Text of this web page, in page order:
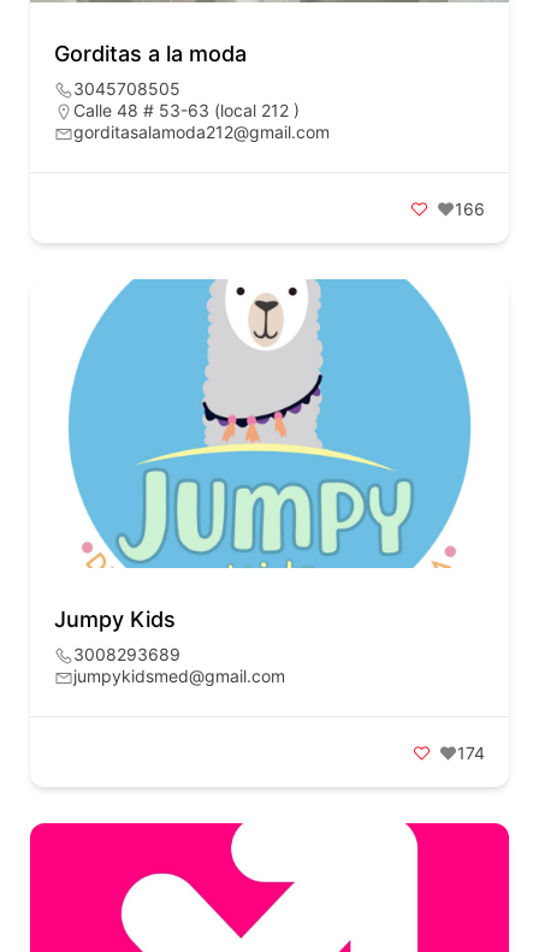
Gorditas a la moda
3045708505
Calle 48 # 53-63 (local 212 )
gorditasalamoda212@gmail.com
166
Jumpy Kids
3008293689
jumpykidsmed@gmail.com
174